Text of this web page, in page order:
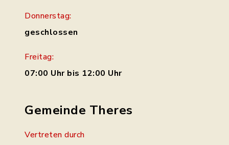
Donnerstag:
geschlossen
Freitag:
07:00 Uhr bis 12:00 Uhr
Gemeinde Theres
Vertreten durch